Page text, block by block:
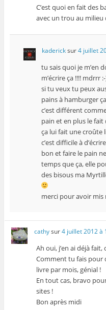
C’est quoi en fait des
avec un trou au milieu
kadericksur4 juillet
tu sais quoi je m’en
m’écrire ça !!!! mdrrr
si tu veux tu peux
pains à hamburger
c’est différent
pain et en plus le
ça lui fait une croûte
c’est difficile à
bon et faire le pain
temps que ça, elle
des bisous ma
merci pour avoir mis
cathysur4 juillet 2012 à
Ah oui, j’en ai déjà fait,
Comment tu fais pour
livre par mois, génial !
En tout cas, bravo
sites !
Bon après midi